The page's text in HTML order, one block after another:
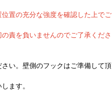
置の充分な強度を確認した上でご
責を負いませんのでご了承くださ
い。壁側のフックはご準備して頂
ます。